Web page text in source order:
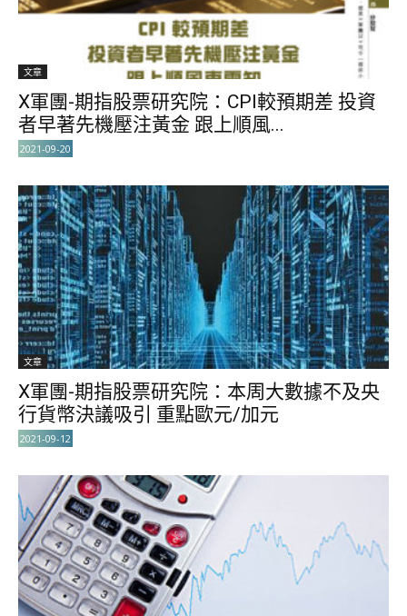
文章
X軍團-期指股票研究院：CPI較預期差 投資
者早著先機壓注黃金 跟上順風...
2021-09-20
文章
X軍團-期指股票研究院：本周大數據不及央
行貨幣決議吸引 重點歐元/加元
2021-09-12